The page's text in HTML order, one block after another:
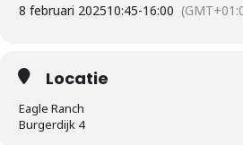
8 februari 202510:45-16:00
Locatie
Eagle Ranch
Burgerdijk 4